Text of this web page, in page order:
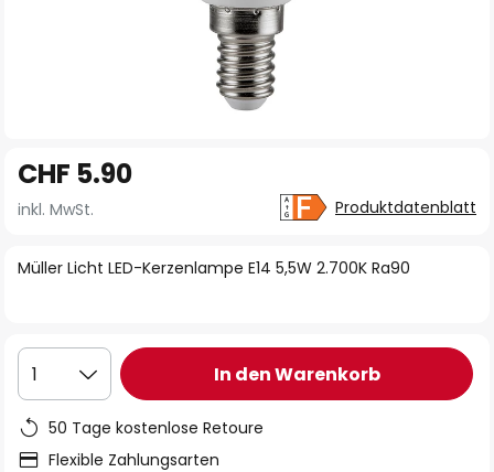
Anfang
der
springen
Müller Licht LED-Kerzenlampe E14 5,5W 2.700K Ra90
CHF 5.90
inkl. MwSt. Produktdatenblatt
1 In den Warenkorb
50 Tage kostenlose Retoure
Flexible Zahlungsarten